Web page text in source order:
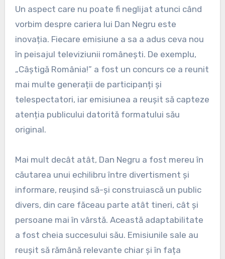
Un aspect care nu poate fi neglijat atunci când
vorbim despre cariera lui Dan Negru este
inovația. Fiecare emisiune a sa a adus ceva nou
în peisajul televiziunii românești. De exemplu,
„Câștigă România!” a fost un concurs ce a reunit
mai multe generații de participanți și
telespectatori, iar emisiunea a reușit să capteze
atenția publicului datorită formatului său
original.
Mai mult decât atât, Dan Negru a fost mereu în
căutarea unui echilibru între divertisment și
informare, reușind să-și construiască un public
divers, din care făceau parte atât tineri, cât și
persoane mai în vârstă. Această adaptabilitate
a fost cheia succesului său. Emisiunile sale au
reușit să rămână relevante chiar și în fața